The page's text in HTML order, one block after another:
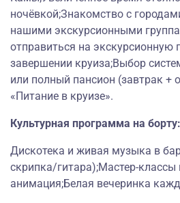
ночёвкой;Знакомство с
нашими экскурсионными
отправиться на экскурсионную
завершении круиза;Выбор
или полный пансион (завтрак
«Питание в круизе».
Культурная программа на борту:
Дискотека и живая музыка в
скрипка/гитара);Мастер-
анимация;Белая вечеринка